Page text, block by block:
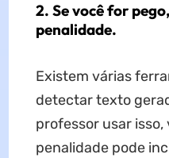
2. Se você for
penalidade.
Existem várias
detectar texto
professor usar isso,
penalidade pode